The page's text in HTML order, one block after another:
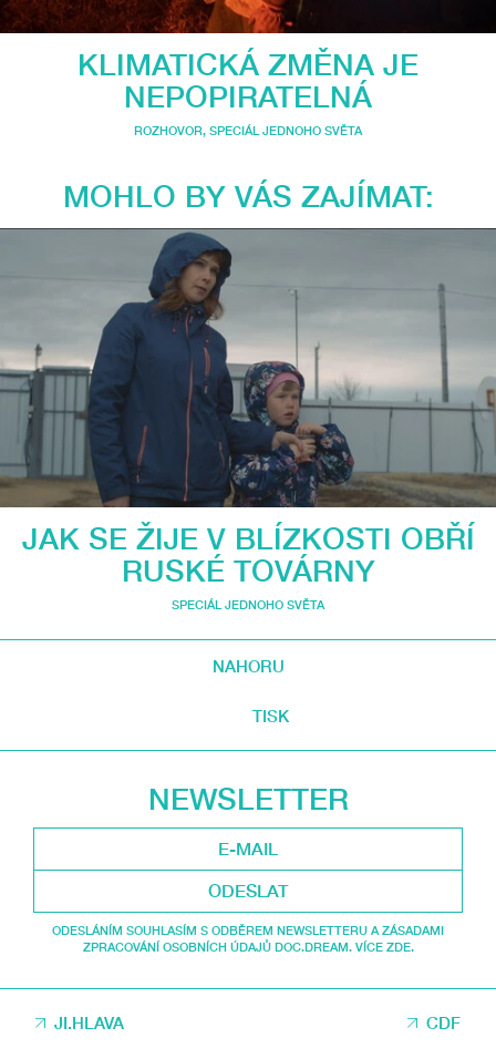
KLIMATICKÁ ZMĚNA JE
NEPOPIRATELNÁ
ROZHOVOR, SPECIÁL JEDNOHO SVĚTA
MOHLO BY VÁS ZAJÍMAT:
JAK SE ŽIJE V BLÍZKOSTI OBŘÍ
RUSKÉ TOVÁRNY
SPECIÁL JEDNOHO SVĚTA
NAHORU
TISK
NEWSLETTER
ODESLAT
ODESLÁNÍM SOUHLASÍM S ODBĚREM NEWSLETTERU A ZÁSADAMI
ZPRACOVÁNÍ OSOBNÍCH ÚDAJŮ DOC.DREAM. VÍCE ZDE.
JI.HLAVA CDF